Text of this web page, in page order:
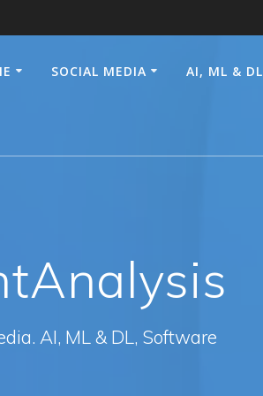
SOCIAL MEDIA AI, ML & DL
AI, ML & DL, Software